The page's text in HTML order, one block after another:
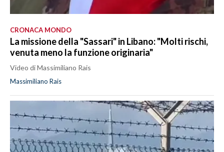
CRONACA MONDO
La missione della "Sassari" in Libano: "Molti rischi,
venuta meno la funzione originaria"
Video di Massimiliano Rais
Massimiliano Rais